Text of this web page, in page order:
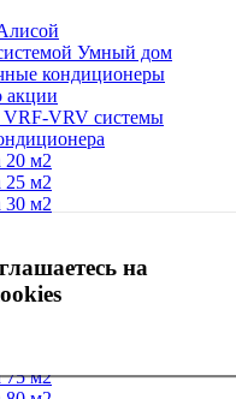
на
Умный дом
кондиционеры
акции
VRF-VRV системы
20 м2
25 м2
30 м2
50 м2
55 м2
м2
75 м2